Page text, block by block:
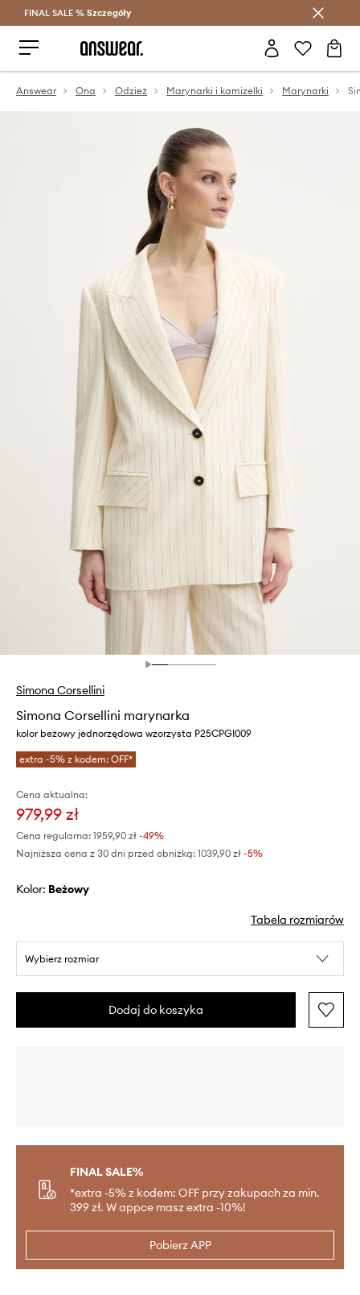
Oszczędzaj z Answear Club >
FINAL SALE % Szczegóły
Answear Ona Odzież Marynarki i kamizelki Marynarki
Simona Corsellini
Simona Corsellini marynarka
kolor beżowy jednorzędowa wzorzysta P25CPGI009
extra -5% z kodem: OFF*
Cena aktualna:
979,99 zł
Cena regularna: 1959,90 zł -49%
Najniższa cena z 30 dni przed obniżką: 1039,90 zł -5%
Kolor: beżowy
Tabela rozmiarów
Wybierz rozmiar
Dodaj do koszyka
FINAL SALE%
*extra -5% z kodem: OFF przy zakupach za min.
399 zł. W appce masz extra -10%!
Pobierz APP